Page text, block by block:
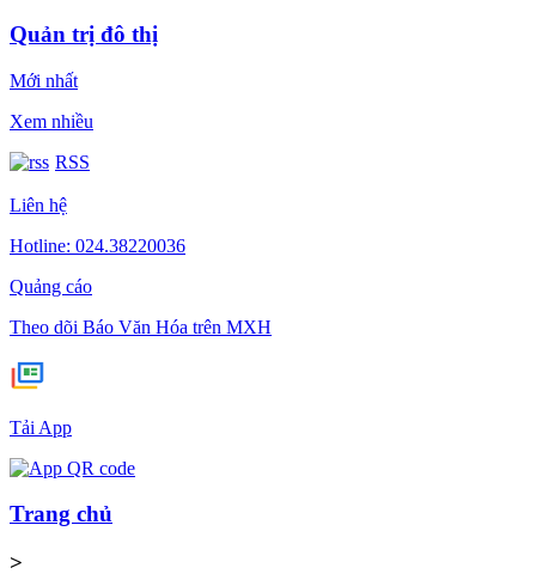
Quản trị đô thị
Mới nhất
Xem nhiều
RSS
Liên hệ
Hotline: 024.38220036
Quảng cáo
Theo dõi Báo Văn Hóa trên MXH
Tải App
Trang chủ
>